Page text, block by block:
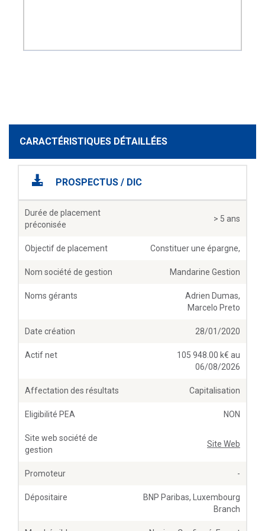
CARACTÉRISTIQUES DÉTAILLÉES
PROSPECTUS / DIC
Durée de placement
préconisée
> 5 ans
Objectif de placement Constituer une épargne,
Nom société de gestion Mandarine Gestion
Noms gérants
Adrien Dumas,
Marcelo Preto
Date création 28/01/2020
Actif net
105 948.00 k€ au
06/08/2026
Affectation des résultats Capitalisation
Eligibilité PEA NON
Site web société de
gestion
Site Web
Promoteur -
Dépositaire
BNP Paribas, Luxembourg
Branch